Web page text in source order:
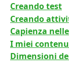
Creando test
Creando
Capienza
I miei
Dimensioni